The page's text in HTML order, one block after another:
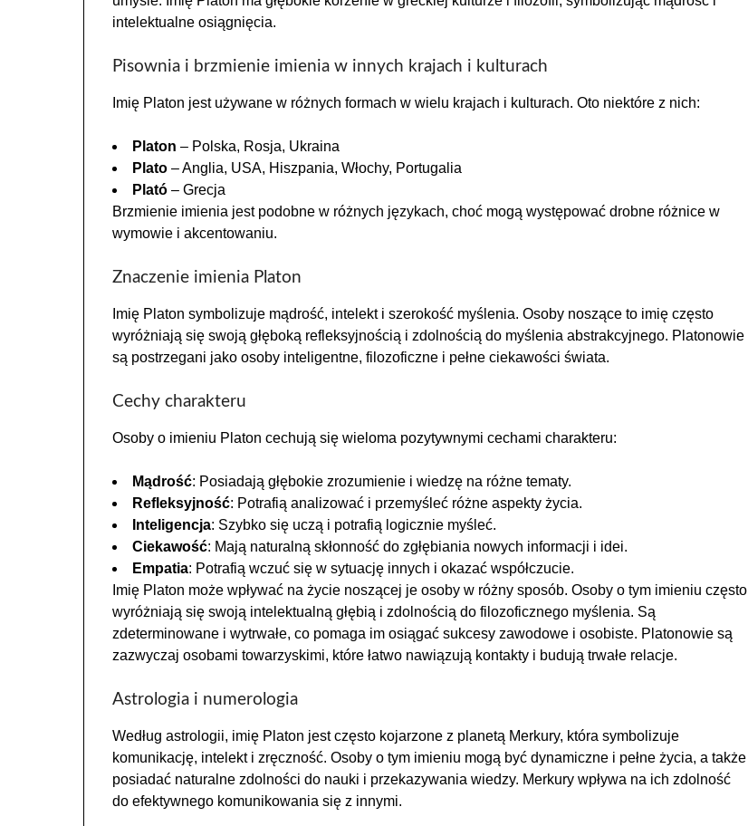
intelektualne osiągnięcia.
Pisownia i brzmienie imienia w innych krajach i kulturach
Imię Platon jest używane w różnych formach w wielu krajach i kulturach. Oto niektóre z nich:
Platon – Polska, Rosja, Ukraina
Plato– Anglia, USA, Hiszpania, Włochy, Portugalia
Plató– Grecja
Brzmienie imienia jest podobne w różnych językach, choć mogą występować drobne różnice w
wymowie i akcentowaniu.
Znaczenie imienia Platon
Imię Platon symbolizuje mądrość, intelekt i szerokość myślenia. Osoby noszące to imię często
wyróżniają się swoją głęboką refleksyjnością i zdolnością do myślenia abstrakcyjnego. Platonowie
są postrzegani jako osoby inteligentne, filozoficzne i pełne ciekawości świata.
Cechy charakteru
Osoby o imieniu Platon cechują się wieloma pozytywnymi cechami charakteru:
Mądrość: Posiadają głębokie zrozumienie i wiedzę na różne tematy.
Refleksyjność: Potrafią analizować i przemyśleć różne aspekty życia.
Inteligencja: Szybko się uczą i potrafią logicznie myśleć.
Ciekawość: Mają naturalną skłonność do zgłębiania nowych informacji i idei.
Empatia: Potrafią wczuć się w sytuację innych i okazać współczucie.
Imię Platon może wpływać na życie noszącej je osoby w różny sposób. Osoby o tym imieniu często
wyróżniają się swoją intelektualną głębią i zdolnością do filozoficznego myślenia. Są
zdeterminowane i wytrwałe, co pomaga im osiągać sukcesy zawodowe i osobiste. Platonowie są
zazwyczaj osobami towarzyskimi, które łatwo nawiązują kontakty i budują trwałe relacje.
Astrologia i numerologia
Według astrologii, imię Platon jest często kojarzone z planetą Merkury, która symbolizuje
komunikację, intelekt i zręczność. Osoby o tym imieniu mogą być dynamiczne i pełne życia, a także
posiadać naturalne zdolności do nauki i przekazywania wiedzy. Merkury wpływa na ich zdolność
do efektywnego komunikowania się z innymi.